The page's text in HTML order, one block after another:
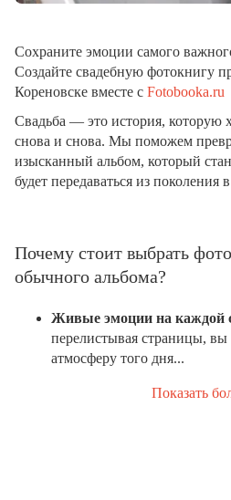
Сохраните эмоции самого
Создайте свадебную фотокнигу
Кореновске вместе с Fotobooka.ru
Свадьба — это история, которую
снова и снова. Мы поможем
изысканный альбом, который
будет передаваться из поколения
Почему стоит выбрать
обычного альбома?
Живые эмоции на каждой
перелистывая страницы, вы
атмосферу того дня...
Показать